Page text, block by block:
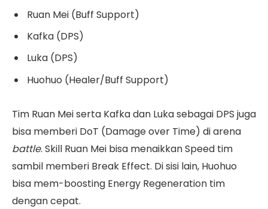
Ruan Mei (Buff Support)
Kafka (DPS)
Luka (DPS)
Huohuo (Healer/Buff Support)
Tim Ruan Mei serta Kafka dan Luka sebagai DPS juga
bisa memberi DoT (Damage over Time) di arena
battle. Skill Ruan Mei bisa menaikkan Speed tim
sambil memberi Break Effect. Di sisi lain, Huohuo
bisa mem-boosting Energy Regeneration tim
dengan cepat.